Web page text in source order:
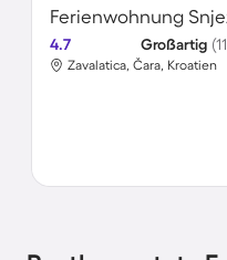
Ferienwohnung
4.7 Großartig
Zavalatica, Čara, Kroatien